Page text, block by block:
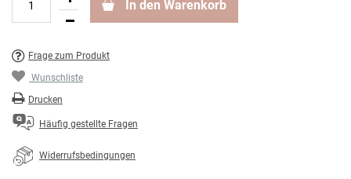
In den Warenkorb
Frage zum Produkt
Wunschliste
Drucken
Häufig gestellte Fragen
Widerrufsbedingungen